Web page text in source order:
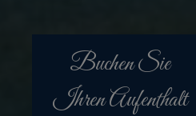
Buchen Sie
Ihren Aufenthalt